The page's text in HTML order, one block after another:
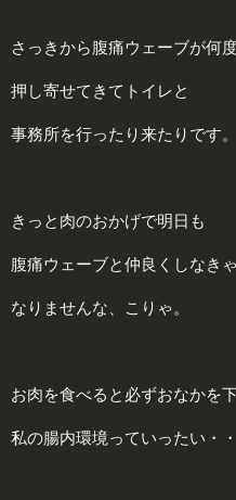
さっきから腹痛ウェーブが何
押し寄せてきてトイレと
事務所を行ったり来たりです。
きっと肉のおかげで明日も
腹痛ウェーブと仲良くしなきゃ
なりませんな、こりゃ。
お肉を食べると必ずおなかを
私の腸内環境っていったい・